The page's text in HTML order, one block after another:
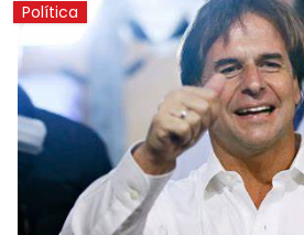
Política